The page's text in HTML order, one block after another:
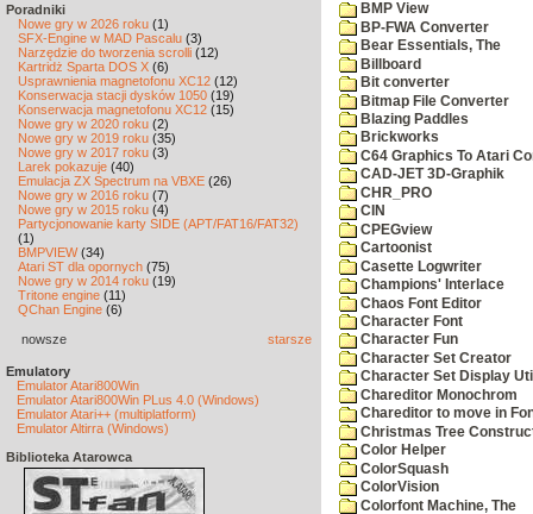
Poradniki
Nowe gry w 2026 roku (1)
SFX-Engine w MAD Pascalu (3)
Narzędzie do tworzenia scrolli (12)
Kartridż Sparta DOS X (6)
Usprawnienia magnetofonu XC12 (12)
Konserwacja stacji dysków 1050 (19)
Konserwacja magnetofonu XC12 (15)
Nowe gry w 2020 roku (2)
Nowe gry w 2019 roku (35)
Nowe gry w 2017 roku (3)
Larek pokazuje (40)
Emulacja ZX Spectrum na VBXE (26)
Nowe gry w 2016 roku (7)
Nowe gry w 2015 roku (4)
Partycjonowanie karty SIDE (APT/FAT16/FAT32)
(1)
BMPVIEW(34)
Atari ST dla opornych (75)
Nowe gry w 2014 roku (19)
Tritone engine (11)
QChan Engine (6)
nowsze starsze
Emulatory
Emulator Atari800Win
Emulator Atari800Win PLus 4.0 (Windows)
Emulator Atari++ (multiplatform)
Emulator Altirra (Windows)
Biblioteka Atarowca
BMP View
BP-FWA Converter
Bear Essentials, The
Billboard
Bit converter
Bitmap File Converter
Blazing Paddles
Brickworks
C64 Graphics To Atari
CAD-JET 3D-Graphik
CHR_PRO
CIN
CPEGview
Cartoonist
Casette Logwriter
Champions' Interlace
Chaos Font Editor
Character Font
Character Fun
Character Set Creator
Character Set Display
Chareditor Monochrom
Chareditor to move in
Christmas Tree
Color Helper
ColorSquash
ColorVision
Colorfont Machine, The